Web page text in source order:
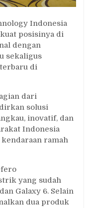
Indonesia
posisinya di
dengan
sekaligus
di
dari
solusi
inovatif, dan
Indonesia
ramah
yang sudah
Galaxy 6. Selain
dua produk